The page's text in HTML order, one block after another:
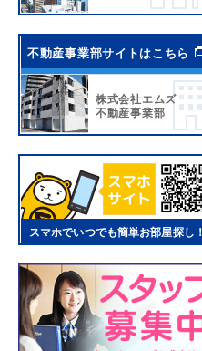
不動産事業部サイトはこちら
株式会社エムズ
不動産事業部
スマホでいつでも簡単お部屋探し！